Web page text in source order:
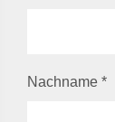
Nachname *